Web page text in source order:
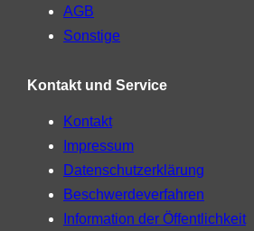
AGB
Sonstige
Kontakt und Service
Kontakt
Impressum
Datenschutzerklärung
Beschwerdeverfahren
Information der Öffentlichkeit